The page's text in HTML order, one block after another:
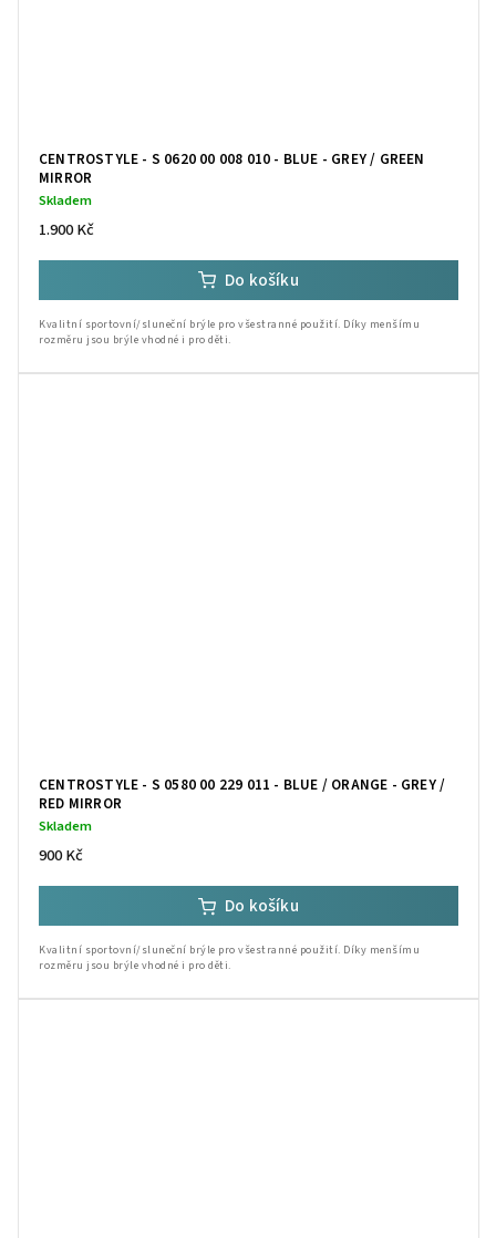
CENTROSTYLE - S 0620 00 008 010 - BLUE - GREY / GREEN
MIRROR
Skladem
1.900 Kč
Do košíku
Kvalitní sportovní/sluneční brýle pro všestranné použití. Díky menšímu
CENTROSTYLE - S 0580 00 229 011 - BLUE / ORANGE - GREY /
RED MIRROR
Skladem
900 Kč
Do košíku
Kvalitní sportovní/sluneční brýle pro všestranné použití. Díky menšímu